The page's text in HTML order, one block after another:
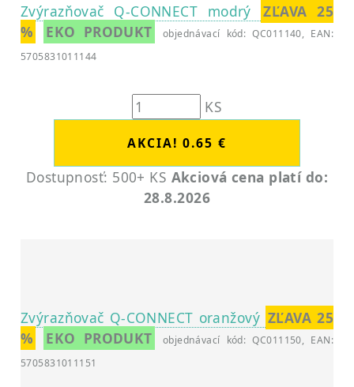
Zvýrazňovač Q-CONNECT modrý
ZĽAVA 25
%
EKO PRODUKT
objednávací kód: QC011140, EAN:
5705831011144
KS
Dostupnosť: 500+ KS Akciová cena platí do:
28.8.2026
Zvýrazňovač Q-CONNECT oranžový ZĽAVA 25
%
EKO PRODUKT
objednávací kód: QC011150, EAN:
5705831011151